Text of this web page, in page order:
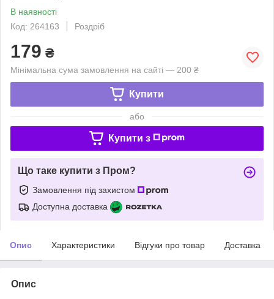
В наявності
Код: 264163
Роздріб
179 ₴
Мінімальна сума замовлення на сайті — 200 ₴
Купити
або
Купити з
Що таке купити з Пром?
Замовлення під захистом
Доступна доставка
Опис Характеристики Відгуки про товар Доставка
Опис